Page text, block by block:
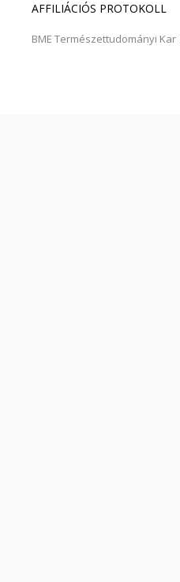
AFFILIÁCIÓS PROTOKOLL
BME Természettudományi Kar